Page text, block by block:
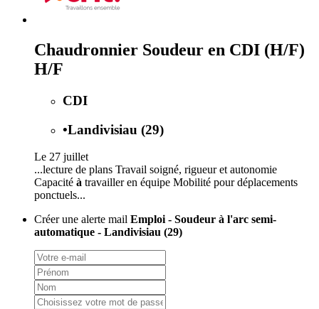
Chaudronnier Soudeur en CDI (H/F)
H/F
CDI
•Landivisiau (29)
Le 27 juillet
...lecture de plans Travail soigné, rigueur et autonomie
Capacité à travailler en équipe Mobilité pour déplacements
ponctuels...
Créer une alerte mail Emploi - Soudeur à l'arc semi-
automatique - Landivisiau (29)